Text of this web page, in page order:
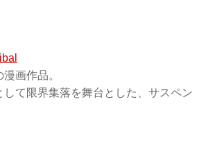
画作品。
して限界集落を舞台とした、サスペン